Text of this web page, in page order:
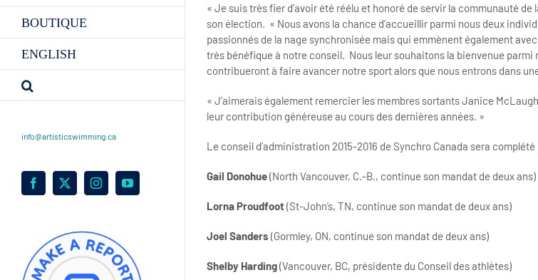
BOUTIQUE
ENGLISH
info@artisticswimming.ca
Facebook
X InstagramYouTube
« Je suis très fier d’avoir été réélu et honoré de servir la communauté de
son élection. « Nous avons la chance d’accueillir parmi nous deux
passionnés de la nage synchronisée mais qui emmènent également
très bénéfique à notre conseil. Nous leur souhaitons la bienvenue parmi
contribueront à faire avancer notre sport alors que nous entrons dans
« J’aimerais également remercier les membres sortants Janice
leur contribution généreuse au cours des dernières années. »
Le conseil d’administration 2015-2016 de Synchro Canada sera complété
Gail Donohue(North Vancouver, C.-B., continue son mandat de deux ans)
Lorna Proudfoot(St-John’s, TN, continue son mandat de deux ans)
Joel Sanders (Gormley, ON, continue son mandat de deux ans)
Shelby Harding(Vancouver, BC, présidente du Conseil des athlètes)